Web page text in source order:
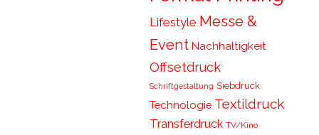
Lifestyle Messe &
Event Nachhaltigkeit
Offsetdruck
Schriftgestaltung Siebdruck
Technologie Textildruck
Transferdruck TV/Kino